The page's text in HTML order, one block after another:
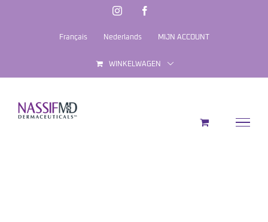
Instagram
Français Nederlands MIJN ACCOUNT
WINKELWAGEN